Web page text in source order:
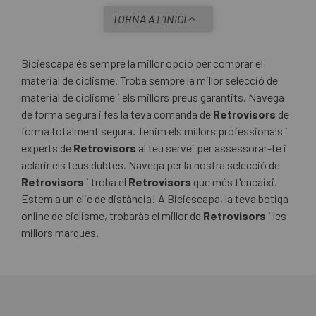
TORNA A L'INICI
Biciescapa és sempre la millor opció per comprar el
material de ciclisme. Troba sempre la millor selecció de
material de ciclisme i els millors preus garantits. Navega
de forma segura i fes la teva comanda de Retrovisors de
forma totalment segura. Tenim els millors professionals i
experts de Retrovisors al teu servei per assessorar-te i
aclarir els teus dubtes. Navega per la nostra selecció de
Retrovisors i troba el Retrovisors que més t'encaixi.
Estem a un clic de distància! A Biciescapa, la teva botiga
online de ciclisme, trobaràs el millor de Retrovisors i les
millors marques.